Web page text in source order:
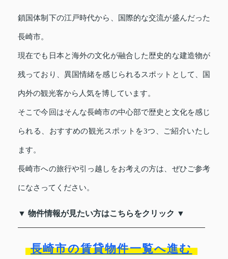
鎖国体制下の江戸時代から、国際的な交流が盛んだった
長崎市。
現在でも日本と海外の文化が融合した歴史的な建造物が
残っており、異国情緒を感じられるスポットとして、国
内外の観光客から人気を博しています。
そこで今回はそんな長崎市の中心部で歴史と文化を感じ
られる、おすすめの観光スポットを3つ、ご紹介いたし
ます。
長崎市への旅行や引っ越しをお考えの方は、ぜひご参考
になさってください。
▼ 物件情報が見たい方はこちらをクリック ▼
長崎市の賃貸物件一覧へ進む